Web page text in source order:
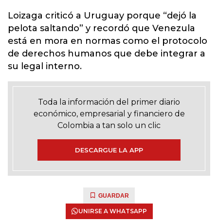
Loizaga criticó a Uruguay porque “dejó la
pelota saltando” y recordó que Venezula
está en mora en normas como el protocolo
de derechos humanos que debe integrar a
su legal interno.
Toda la información del primer diario
económico, empresarial y financiero de
Colombia a tan solo un clic
DESCARGUE LA APP
GUARDAR
UNIRSE A WHATSAPP